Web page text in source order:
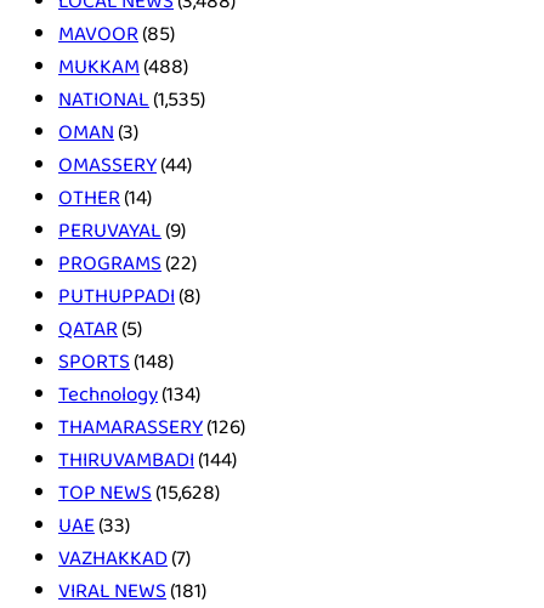
MAVOOR(85)
MUKKAM(488)
NATIONAL(1,535)
OMAN(3)
OMASSERY(44)
OTHER(14)
PERUVAYAL(9)
PROGRAMS(22)
PUTHUPPADI(8)
QATAR(5)
SPORTS(148)
Technology(134)
THAMARASSERY(126)
THIRUVAMBADI(144)
TOP NEWS(15,628)
UAE(33)
VAZHAKKAD(7)
VIRAL NEWS(181)